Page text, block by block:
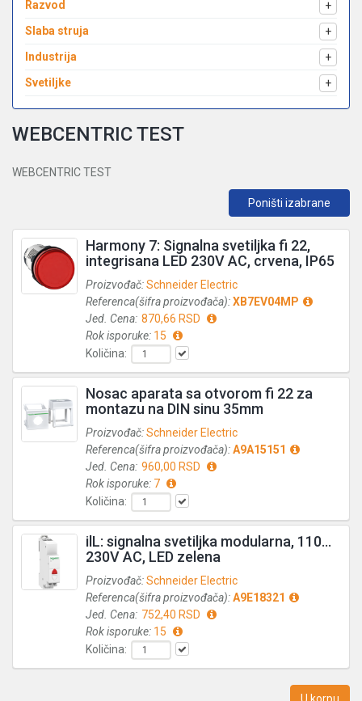
Razvod
+
Slaba struja
+
Industrija
+
Svetiljke
+
WEBCENTRIC TEST
WEBCENTRIC TEST
Poništi izabrane
Harmony 7: Signalna svetiljka fi 22,
integrisana LED 230V AC, crvena, IP65
Proizvođač:Schneider Electric
Referenca(šifra proizvođača):XB7EV04MP
Jed. Cena: 870,66 RSD
Rok isporuke: 15
Količina:
Nosac aparata sa otvorom fi 22 za
montazu na DIN sinu 35mm
Proizvođač:Schneider Electric
Referenca(šifra proizvođača):A9A15151
Jed. Cena: 960,00 RSD
Rok isporuke: 7
Količina:
ilL: signalna svetiljka modularna, 110…
230V AC, LED zelena
Proizvođač:Schneider Electric
Referenca(šifra proizvođača):A9E18321
Jed. Cena: 752,40 RSD
Rok isporuke: 15
Količina: